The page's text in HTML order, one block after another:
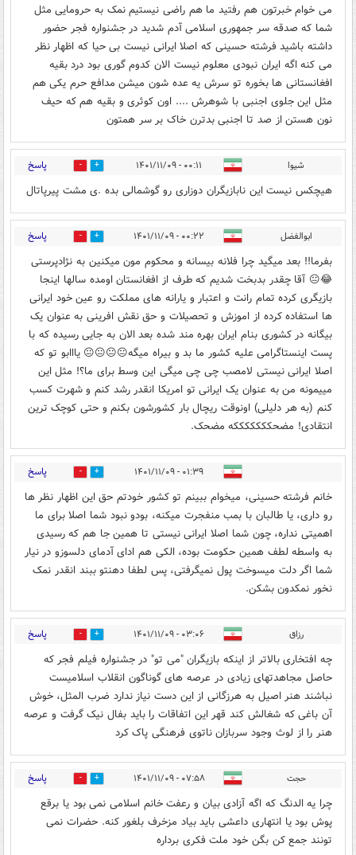
می خوام خبرتون هم رفتید ما هم راضی نیستیم نمک به حرومایی مثل
شما که صدقه سر جمهوری اسلامی آدم شدید در جشنواره فجر حضور
داشته باشید فرشته حسینی که اصلا ایرانی نیست بی حیا که اظهار نظر
می کنه اگه ایران نبودی معلوم نیست الان کدوم گوری بود درد بقیه
افغانستانی ها بخوره تو سرش یه عده شون میشن مدافع حرم یکی هم
مثل این جلوی اجنبی با شوهرش .... اون کوثری و بقیه هم که حیف
نون هستن از صد تا اجنبی بدترن خاک بر سر همتون
شیوا ۰۰:۱۱ - ۱۴۰۱/۱۱/۰۹ 0 پاسخ
هیچکس نیست این نابازیگران دوزاری رو گوشمالی بده .ی مشت پیرپاتال
ابوالفضل ۰۰:۲۲ - ۱۴۰۱/۱۱/۰۹ 0 پاسخ
بفرما!! بعد میگید چرا فلانه بیسانه و محکوم مون میکنین به نژادپرستی
😂😐 آقا چقدر بدبخت شدیم که طرف از افغانستان اومده سالها اینجا
بازیگری کرده تمام رانت و اعتبار و یارانه های مملکت رو عین خود ایرانی
ها استفاده کرده از اموزش و تحصیلات و حق نقش افرینی به عنوان یک
بیگانه در کشوری بنام ایران بهره مند شده بعد الان به جایی رسیده که با
پست اینستاگرامی علیه کشور ما بد و بیراه میگه😐😐😐😐 یااابو تو که
اصلا ایرانی نیستی لامصب چی چی میگی این وسط برای ما؟! مثل این
مییمونه من به عنوان یک ایرانی تو امریکا انقدر رشد کنم و شهرت کسب
کنم (به هر دلیلی) اونوقت ریچال بار کشورشون بکنم و حتی کوچک ترین
انتقادی! مضحکککککککه مضحک.
۰۱:۳۹ - ۱۴۰۱/۱۱/۰۹ 0 پاسخ
خانم فرشته حسینی، میخوام ببینم تو کشور خودتم حق این اظهار نظر ها
رو داری، یا طالبان با بمب منفجرت میکنه، بودو نبود شما اصلا برای ما
اهمیتی نداره، چون شما اصلا ایرانی نیستی تا همین جا هم که رسیدی
به واسطه لطف همین حکومت بوده، الکی هم ادای آدمای دلسوزو در نیار
شما اگر دلت میسوخت پول نمیگرفتی، پس لطفا دهنتو ببند انقدر نمک
نخور نمکدون بشکن.
رزاق ۰۳:۰۶ - ۱۴۰۱/۱۱/۰۹ 0 پاسخ
چه افتخاری بالاتر از اینکه بازیگران "می تو" در جشنواره فیلم فجر که
حاصل مجاهدتهای زیادی در عرصه های گوناگون انقلاب اسلامیست
نباشند هنر اصیل به هرزگانی از این دست نیاز ندارد ضرب المثل، خوش
آن باغی که شغالش کند قهر این اتفاقات را باید بفال نیک گرفت و عرصه
هنر را از لوث وجود سربازان ناتوی فرهنگی پاک کرد
حجت ۰۷:۵۸ - ۱۴۰۱/۱۱/۰۹ 0 پاسخ
چرا یه الدنگ که اگه آزادی بیان و رعفت خانم اسلامی نمی بود یا برقع
پوش بود یا انتهاری داعشی باید بیاد مزخرف بلغور کنه. حضرات نمی
تونند جمع کن بگن خود ملت فکری برداره